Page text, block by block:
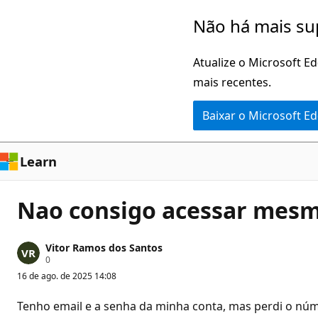
Não há mais
Atualize o Microsoft
mais recentes.
Baixar o Microsoft
Learn
Nao consigo acessar
Vitor Ramos dos Santos
0P
n
16 de ago. de 2025 14:08
Tenho email e a senha da minha conta, mas perdi o